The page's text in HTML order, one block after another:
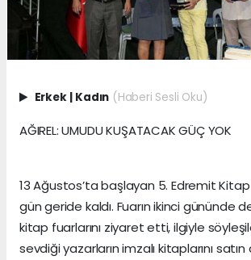
Erkek Kadın (Haberi Sesli Oku)
AĞIREL: UMUDU KUŞATACAK GÜÇ YOK
13 Ağustos’ta başlayan 5. Edremit Kitap
gün geride kaldı. Fuarın ikinci gününde
kitap fuarlarını ziyaret etti, ilgiyle
sevdiği yazarların imzalı kitaplarını satın